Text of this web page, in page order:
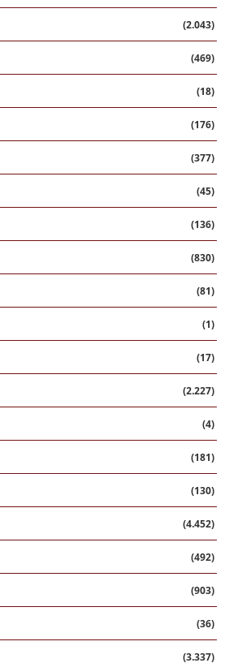
(2.043)
(469)
(18)
(176)
(377)
(45)
(136)
(830)
(81)
(1)
(17)
(2.227)
(4)
(181)
(130)
(4.452)
(492)
(903)
(36)
(3.337)